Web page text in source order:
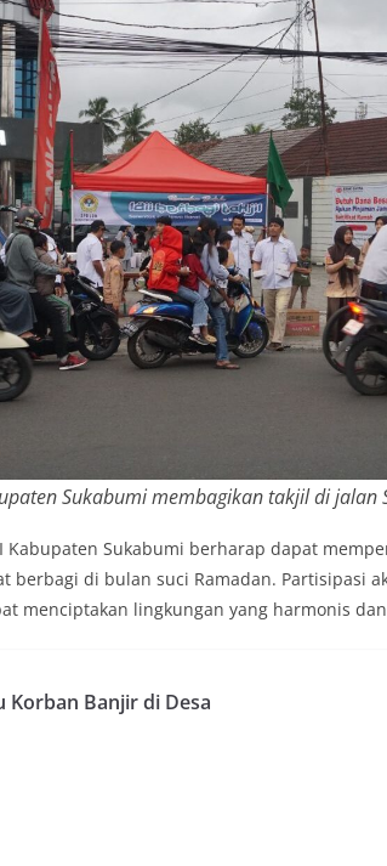
Sukabumi membagikan takjil di jalan
Kabupaten Sukabumi berharap dapat
berbagi di bulan suci Ramadan. Partisipasi
menciptakan lingkungan yang harmonis
Korban Banjir di Desa